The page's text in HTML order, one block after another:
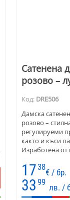
Сатенена
розово –
Код: DRE506
Дамска
розово –
регулируеми
както и къси
Изработена от
Десенът с
придава
подарък,
Перфектен
17 38
€ / бр.
33 99
лв. /